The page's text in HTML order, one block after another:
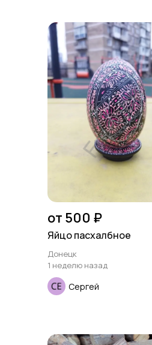
от 500 ₽
Яйцо пасхалбное
Донецк
1 неделю назад
Сергей